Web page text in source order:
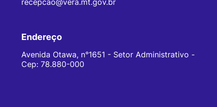
recepcao@vera.mt.gov.br
Endereço
Avenida Otawa, n°1651 - Setor Administrativo -
Cep: 78.880-000